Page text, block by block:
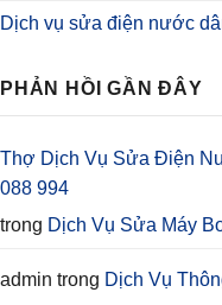
Dịch vụ sửa điện nước
PHẢN HỒI GẦN ĐÂY
Thợ Dịch Vụ Sửa Điện
088 994
trong Dịch Vụ Sửa Máy
admin trong Dịch Vụ